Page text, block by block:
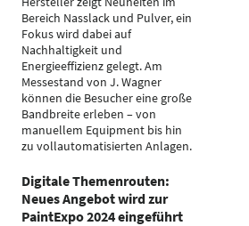
Bereich Nasslack und Pulver, ein
Fokus wird dabei auf
Nachhaltigkeit und
Energieeffizienz gelegt. Am
Messestand von J. Wagner
können die Besucher eine große
Bandbreite erleben – von
manuellem Equipment bis hin
zu vollautomatisierten Anlagen.
Digitale Themenrouten:
Neues Angebot wird zur
PaintExpo 2024 eingeführt